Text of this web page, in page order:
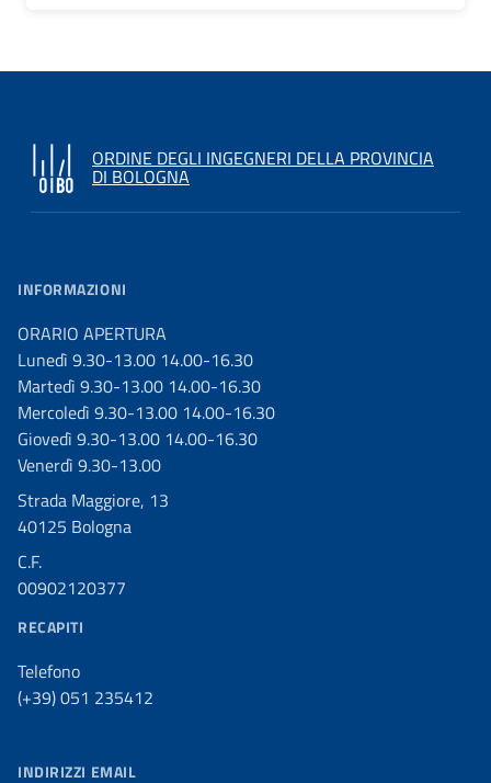
ORDINE DEGLI INGEGNERI DELLA PROVINCIA
DI BOLOGNA
INFORMAZIONI
ORARIO APERTURA
Lunedì 9.30-13.00 14.00-16.30
Martedì 9.30-13.00 14.00-16.30
Mercoledì 9.30-13.00 14.00-16.30
Giovedì 9.30-13.00 14.00-16.30
Venerdì 9.30-13.00
Strada Maggiore, 13
40125 Bologna
C.F.
00902120377
RECAPITI
Telefono
(+39) 051 235412
INDIRIZZI EMAIL